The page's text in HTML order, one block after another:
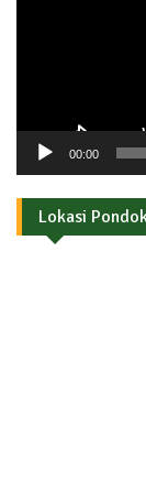
00:00
Lokasi